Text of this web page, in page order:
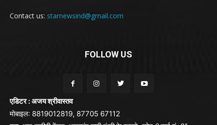
Contact us: starnewsind@gmail.com
FOLLOW US
एडिटर : अजय श्रीवास्तव
मोबाइल: 8819012819, 87705 67112